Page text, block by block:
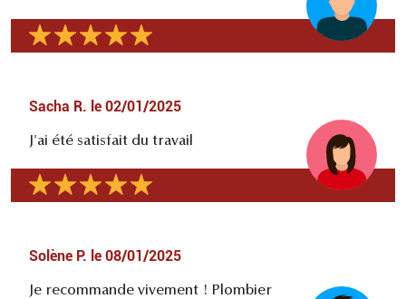
Sacha R. le 02/01/2025
J'ai été satisfait du travail
Solène P. le 08/01/2025
Je recommande vivement ! Plombier